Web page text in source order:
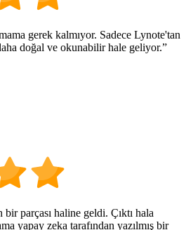
gerek kalmıyor. Sadece Lynote'tan
doğal ve okunabilir hale geliyor.”
bir parçası haline geldi. Çıktı hala
yapay zeka tarafından yazılmış bir